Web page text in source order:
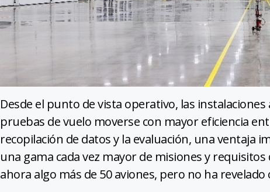
Desde el punto de vista operativo, las
pruebas de vuelo moverse con mayor eficiencia
recopilación de datos y la evaluación, una ventaja
una gama cada vez mayor de misiones y
ahora algo más de 50 aviones, pero no ha